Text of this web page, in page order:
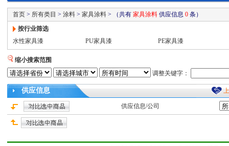
首页 > 所有类目 > 涂料 > 家具涂料 > （共有 家具涂料 供应信息 0 条）
按行业筛选
水性家具漆
PU家具漆 PE家具漆
缩小搜索范围
调整关键字：
供应信息
供应信息/公司